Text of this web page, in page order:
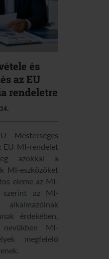
és
az EU
rendeletre
Mesterséges
EU MI-rendelet
azokkal a
MI-eszközöket
eleme az MI-
szerint az MI-
érdekében,
MI-
megfelelő